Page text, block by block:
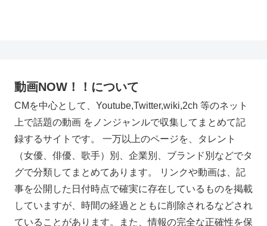
動画NOW！！について
CMを中心として、Youtube,Twitter,wiki,2ch 等のネット
上で話題の動画 をノンジャンルで収集してまとめて記
録するサイトです。 一万以上のページを、タレント
（女優、俳優、歌手）別、企業別、ブランド別などでタ
グで分類してまとめてあります。 リンクや動画は、記
事を公開した日付時点で確実に存在しているものを掲載
していますが、時間の経過とともに削除されるなどされ
ていることがあります。また、情報の完全な正確性を保